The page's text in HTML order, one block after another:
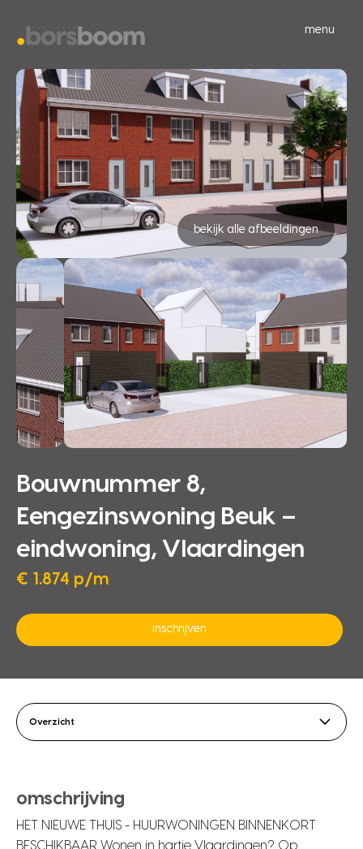
menu
bekijk alle afbeeldingen
Bouwnummer 8,
Eengezinswoning Beuk –
eindwoning, Vlaardingen
€ 1.874 p/m
inschrijven
Overzicht
omschrijving
HET NIEUWE THUIS - HUURWONINGEN BINNENKORT
BESCHIKBAAR Wonen in hartje Vlaardingen? Op